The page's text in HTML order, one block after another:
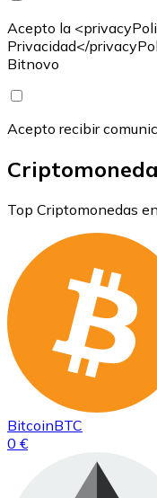
Acepto la
Privacidad</
Bitnovo
Acepto recibir
Top Criptomonedas
BitcoinBTC
0 €